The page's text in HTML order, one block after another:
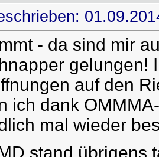
- da sind mir
gelungen!
auf den
ich dank
mal wieder
stand übrigens